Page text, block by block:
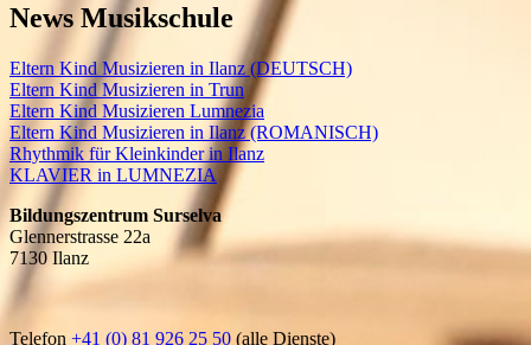
News Musikschule
Eltern Kind Musizieren in Ilanz (DEUTSCH)
Eltern Kind Musizieren in Trun
Eltern Kind Musizieren Lumnezia
Eltern Kind Musizieren in Ilanz (ROMANISCH)
Rhythmik für Kleinkinder in Ilanz
KLAVIER in LUMNEZIA
Bildungszentrum Surselva
Glennerstrasse 22a
7130 Ilanz
Telefon +41 (0) 81 926 25 50 (alle Dienste)